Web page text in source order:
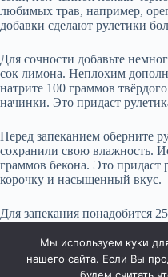
любимых трав, например,
добавки сделают рулетики
Для сочности добавьте
сок лимона. Неплохим
натрите 100 граммов
начинки. Это придаст
Перед запеканием оберните
сохранили свою влажность.
граммов бекона. Это придаст
корочку и насыщенный вкус.
Для запекания понадобится
сладковатый привкус к блюду.
Мы используем куки
нашего сайта. Если Вы